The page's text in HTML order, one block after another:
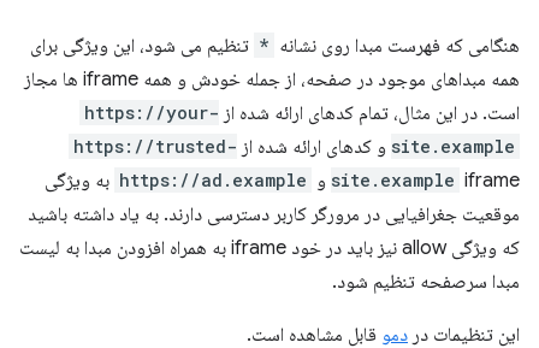
هنگامی که فهرست مبدا روی نشانه * تنظیم می شود، این ویژگی برای
همه مبداهای موجود در صفحه، از جمله خودش و همه iframe ها مجاز
است. در این مثال، تمام کدهای ارائه شده از https://your-
site.example و کدهای ارائه شده از https://trusted-
site.example iframe و https://ad.example به ویژگی
موقعیت جغرافیایی در مرورگر کاربر دسترسی دارند. به یاد داشته باشید
که ویژگی allow نیز باید در خود iframe به همراه افزودن مبدا به لیست
مبدا سرصفحه تنظیم شود.
این تنظیمات در دمو قابل مشاهده است.